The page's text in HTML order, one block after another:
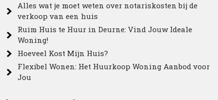
Alles wat je moet weten over notariskosten bij de
verkoop van een huis
Ruim Huis te Huur in Deurne: Vind Jouw Ideale
Woning!
Hoeveel Kost Mijn Huis?
Flexibel Wonen: Het Huurkoop Woning Aanbod voor
Jou